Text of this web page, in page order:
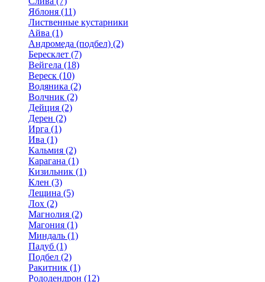
Яблоня (11)
Лиственные кустарники
Айва (1)
Андромеда (подбел) (2)
Бересклет (7)
Вейгела (18)
Вереск (10)
Водяника (2)
Волчник (2)
Дейция (2)
Дерен (2)
Ирга (1)
Ива (1)
Кальмия (2)
Карагана (1)
Кизильник (1)
Клен (3)
Лещина (5)
Лох (2)
Магнолия (2)
Магония (1)
Миндаль (1)
Падуб (1)
Подбел (2)
Ракитник (1)
Рододендрон (12)